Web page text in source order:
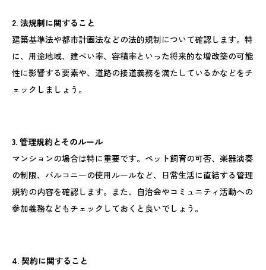
2. 法規制に関すること
建築基準法や都市計画法などの法的規制について確認します。特
に、用途地域、建ぺい率、容積率といった将来的な増改築の可能
性に影響する要素や、道路の接道義務を満たしているかなどをチ
ェックしましょう。
3. 管理規約とそのルール
マンションの場合は特に重要です。ペット飼育の可否、楽器演奏
の制限、バルコニーの使用ルールなど、日常生活に直結する管理
規約の内容を確認します。また、自治会やコミュニティ活動への
参加義務などもチェックしておくと良いでしょう。
4. 契約に関すること